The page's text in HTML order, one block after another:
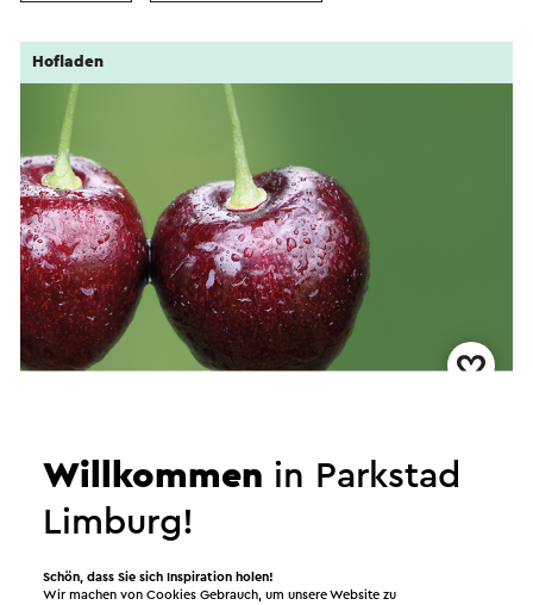
Hofladen
Klimmen
Willkommen in Parkstad
Limburg!
Schön, dass Sie sich Inspiration holen!
Wir machen von Cookies Gebrauch, um unsere Website zu